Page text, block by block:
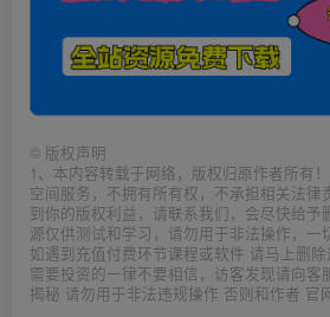
© 版权声明
1、本内容转载于网络，版权归原作者所有
空间服务，不拥有所有权，不承担相关法律
到你的版权利益，请联系我们，会尽快给予
源仅供测试和学习，请勿用于非法操作，一
如遇到充值付费环节课程或软件 请马上删
需要投资的一律不要相信，访客发现请向客
揭秘 请勿用于非法违规操作 否则和作者 官